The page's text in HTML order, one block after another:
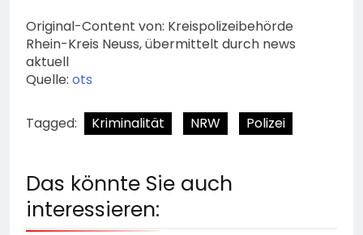
Original-Content von: Kreispolizeibehörde
Rhein-Kreis Neuss, übermittelt durch news
aktuell
Quelle: ots
Tagged: Kriminalität NRW Polizei
Das könnte Sie auch
interessieren: